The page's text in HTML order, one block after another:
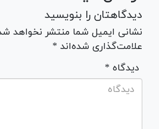
دیدگاهتان را بنویسید
نشانی ایمیل شما منتشر نخواهد
علامت‌گذاری شده‌اند *
* دیدگاه